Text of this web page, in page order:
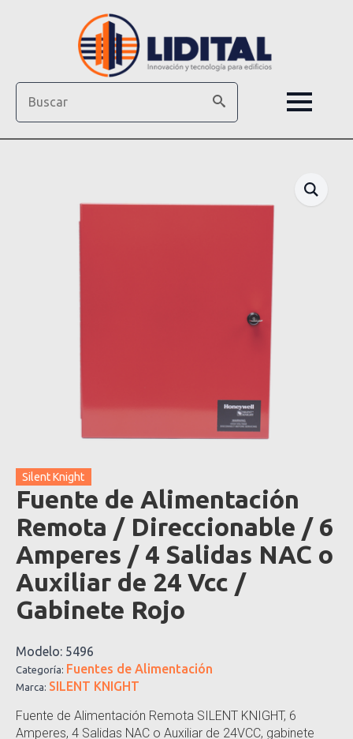
Silent Knight
Fuente de Alimentación
Remota / Direccionable / 6
Amperes / 4 Salidas NAC o
Auxiliar de 24 Vcc /
Gabinete Rojo
Modelo: 5496
Categoría: Fuentes de Alimentación
Marca: SILENT KNIGHT
Fuente de Alimentación Remota SILENT KNIGHT, 6
Amperes, 4 Salidas NAC o Auxiliar de 24VCC, gabinete